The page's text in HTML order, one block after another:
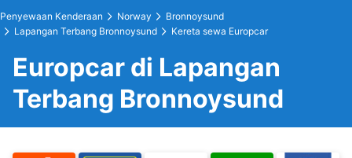
Penyewaan Kenderaan Norway
Bronnoysund
Lapangan Terbang Bronnoysund
Kereta sewa Europcar
Europcar di Lapangan
Terbang Bronnoysund